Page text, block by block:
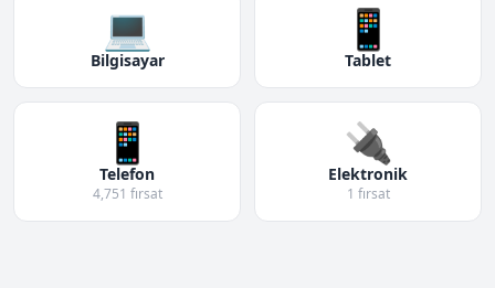
💻
Bilgisayar
📱
Tablet
📱
Telefon
4,751 fırsat
🔌
Elektronik
1 fırsat